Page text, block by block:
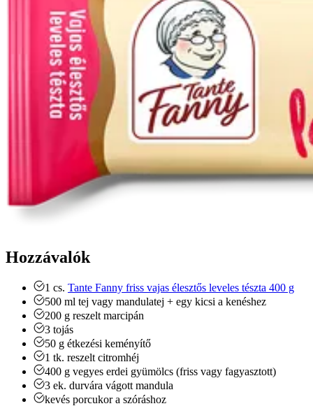
Hozzávalók
1 cs. Tante Fanny friss vajas élesztős leveles tészta 400 g
500 ml tej vagy mandulatej + egy kicsi a kenéshez
200 g reszelt marcipán
3 tojás
50 g étkezési keményítő
1 tk. reszelt citromhéj
400 g vegyes erdei gyümölcs (friss vagy fagyasztott)
3 ek. durvára vágott mandula
kevés porcukor a szóráshoz